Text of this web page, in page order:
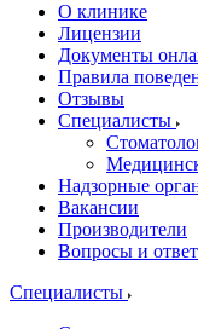
О клинике
Лицензии
Документы
Правила
Отзывы
Специалисты
Надзорные
Вакансии
Производители
Вопросы и
Специалисты